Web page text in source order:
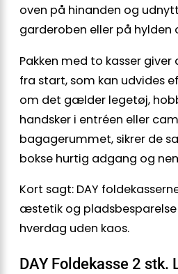
oven på hinanden og
garderoben eller på hylden
Pakken med to kasser
fra start, som kan udvides
om det gælder legetøj,
handsker i entréen eller
bagagerummet, sikrer de
bokse hurtig adgang og
Kort sagt: DAY
æstetik og
hverdag uden kaos.
DAY Foldekasse 2 stk.